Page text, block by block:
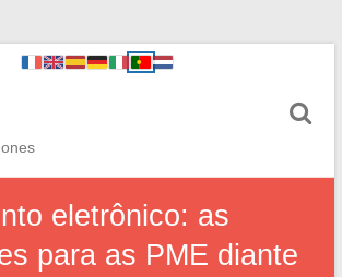
eletrônico: as
para as PME diante